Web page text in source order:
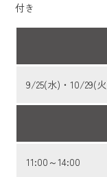
付き
9/25(水)・10/29(
11:00～14:00